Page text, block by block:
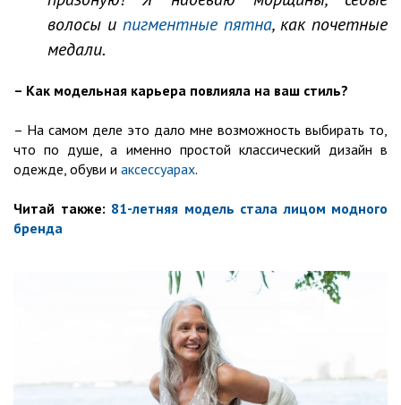
волосы и пигментные пятна, как почетные
медали.
– Как модельная карьера повлияла на ваш стиль?
– На самом деле это дало мне возможность выбирать то,
что по душе, а именно простой классический дизайн в
одежде, обуви и аксессуарах.
Читай также: 81-летняя модель стала лицом модного
бренда